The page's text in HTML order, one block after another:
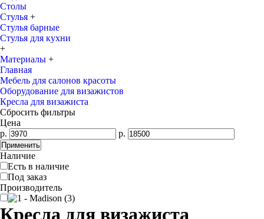
Столы
Стулья +
Стулья барные
Стулья для кухни
+
Материалы +
Главная
Мебель для салонов красоты
Оборудование для визажистов
Кресла для визажиста
Сбросить фильтры
Цена
р.
р.
Наличие
Есть в наличие
Под заказ
Производитель
Кресла для визажиста